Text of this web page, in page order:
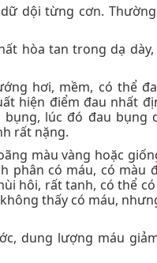
dội từng cơn.
hòa tan trong dạ
hơi, mềm, có thể
hiện điểm đau nhất
lúc đó đau bụng
rất nặng.
màu vàng hoặc
phân có máu, có màu
hôi, rất tanh, có thể
thấy có máu,
dung lượng máu